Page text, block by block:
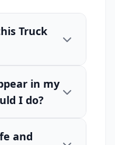
Truck
in my
I do?
and